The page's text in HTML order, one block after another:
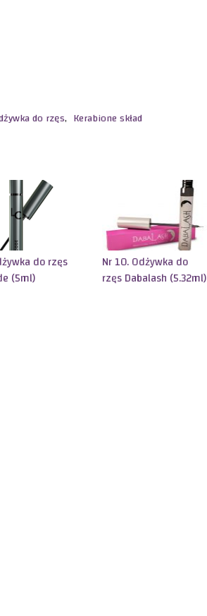
do rzęs, Kerabione skład
do rzęs
(5ml)
Nr 10. Odżywka do
rzęs Dabalash (5.32ml)